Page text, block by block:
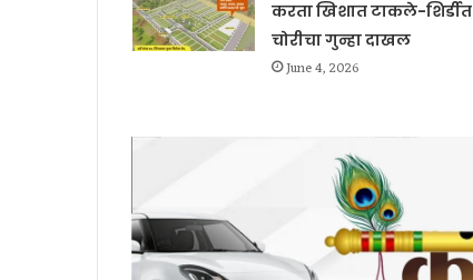
करता खिशात टाकले-शिर्डीत
चोरीचा गुन्हा दाखल
June 4, 2026